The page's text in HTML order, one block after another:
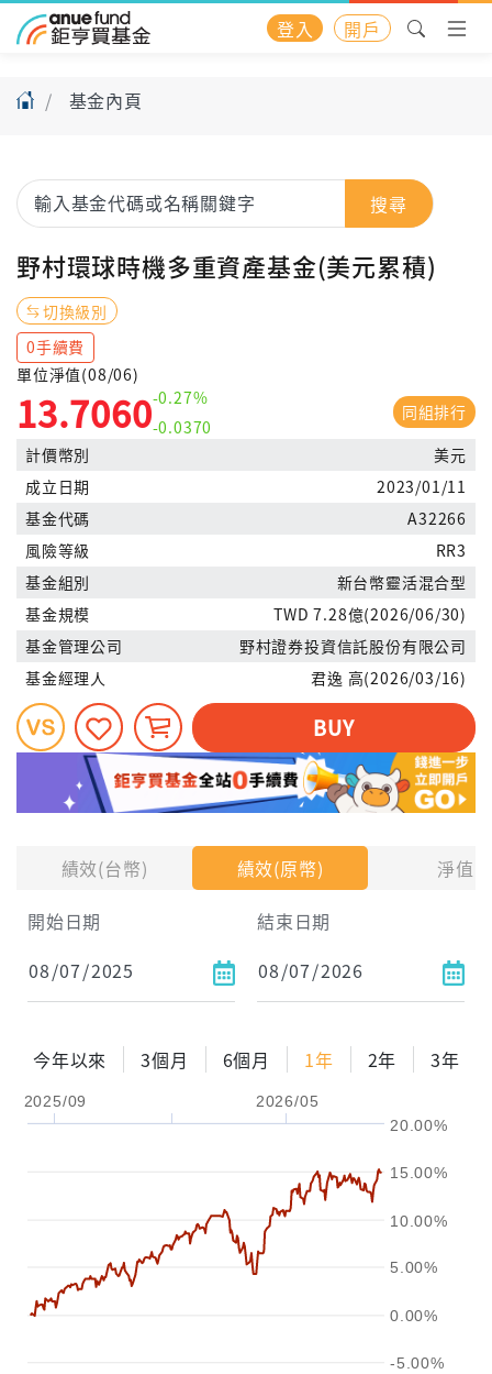
登入 開戶
基金內頁
績效(台幣) 績效(原幣)
淨值
開始日期
結束日期
今年以來 3個月 6個月 1年 2年 3年
2025/09 2026/05
-5.00%
0.00%
5.00%
10.00%
15.00%
20.00%
搜尋
野村環球時機多重資產基金(美元累積)
切換級別
0手續費
單位淨值(08/06)
13.7060-0.27%
-0.0370
同組排行
計價幣別
美元
成立日期
2023/01/11
基金代碼
A32266
風險等級
RR3
基金組別
新台幣靈活混合型
基金規模
TWD 7.28億(2026/06/30)
基金管理公司
野村證券投資信託股份有限公司
基金經理人
君逸 高(2026/03/16)
BUY